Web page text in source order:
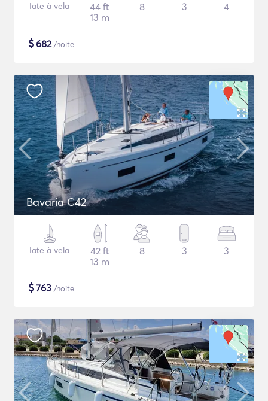
Iate à vela
44 ft
13 m
8 3 4
$682/noite
Bavaria C42
Iate à vela
42 ft
13 m
8 3 3
$763 /noite